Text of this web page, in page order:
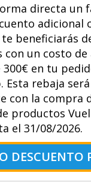
directa un
adicional
beneficiarás
con un costo de
300€ en tu
Esta rebaja
con la compra
productos
el 31/08/2026.
DESCUENTO